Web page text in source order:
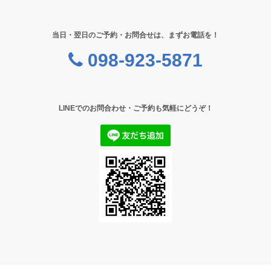
当日・翌日のご予約・お問合せは、まずお電話を！
098-923-5871
LINEでのお問合わせ・ご予約も気軽にどうぞ！